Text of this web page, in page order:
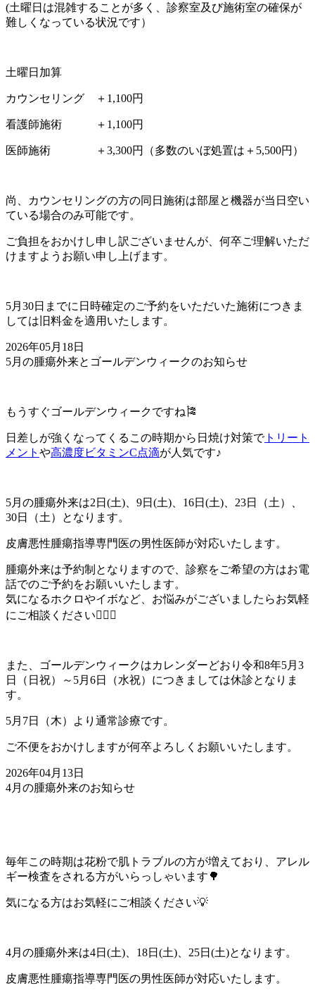
(土曜日は混雑することが多く、診察室及び施術室の確保が
難しくなっている状況です）
土曜日加算
カウンセリング ＋1,100円
看護師施術 ＋1,100円
医師施術 ＋3,300円（多数のいぼ処置は＋5,500円）
尚、カウンセリングの方の同日施術は部屋と機器が当日空い
ている場合のみ可能です。
ご負担をおかけし申し訳ございませんが、何卒ご理解いただ
けますようお願い申し上げます。
5月30日までに日時確定のご予約をいただいた施術につきま
しては旧料金を適用いたします。
2026年05月18日
5月の腫瘍外来とゴールデンウィークのお知らせ
もうすぐゴールデンウィークですね🎏
日差しが強くなってくるこの時期から日焼け対策でトリート
メント や高濃度ビタミンC点滴が人気です♪
5月の腫瘍外来は2日(土)、9日(土)、16日(土)、23日（土）、
30日（土）となります。
皮膚悪性腫瘍指導専門医の男性医師が対応いたします。
腫瘍外来は予約制となりますので、診察をご希望の方はお電
話でのご予約をお願いいたします。
気になるホクロやイボなど、お悩みがございましたらお気軽
にご相談ください👩🏻‍⚕️
また、ゴールデンウィークはカレンダーどおり令和8年5月3
日（日祝）～5月6日（水祝）につきましては休診となりま
す。
5月7日（木）より通常診療です。
ご不便をおかけしますが何卒よろしくお願いいたします。
2026年04月13日
4月の腫瘍外来のお知らせ
毎年この時期は花粉で肌トラブルの方が増えており、アレル
ギー検査をされる方がいらっしゃいます🌳
気になる方はお気軽にご相談ください💡
4月の腫瘍外来は4日(土)、18日(土)、25日(土)となります。
皮膚悪性腫瘍指導専門医の男性医師が対応いたします。